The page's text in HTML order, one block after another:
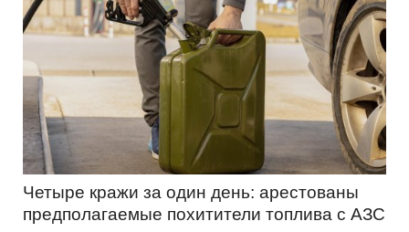
Четыре кражи за один день: арестованы
предполагаемые похитители топлива с АЗС